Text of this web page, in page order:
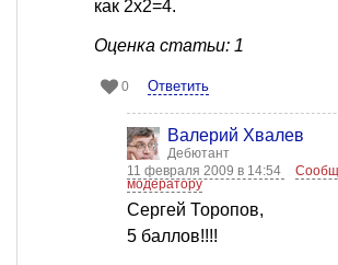
как 2х2=4.
Оценка статьи: 1
0 Ответить
Валерий Хвалев
Дебютант
11 февраля 2009 в 14:54
модератору
Сергей Торопов,
5 баллов!!!!